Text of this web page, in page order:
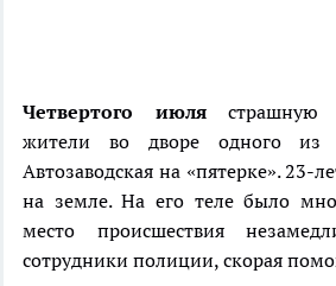
Четвертого июлястрашную
жители во дворе одного
Автозаводская на «пятерке». 23-
на земле. На его теле было
место происшествия
сотрудники полиции, скорая